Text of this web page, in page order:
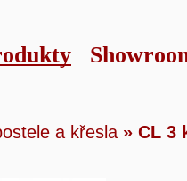
a křesla »CL 3
»